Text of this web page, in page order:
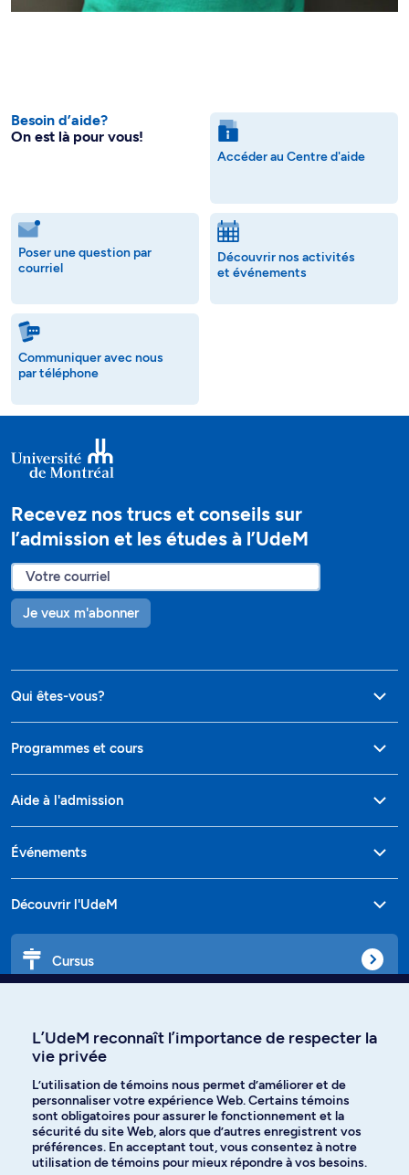
Besoin d’aide?
On est là pour vous!
Accéder au Centre d'aide
Poser une question par
courriel
Découvrir nos activités
et événements
Communiquer avec nous
par téléphone
Recevez nos trucs et conseils sur
l’admission et les études à l’UdeM
Je veux m'abonner
Qui êtes-vous?
Programmes et cours
Aide à l'admission
Événements
Découvrir l'UdeM
Cursus
Langues
Facebook Instagram
L’UdeM reconnaît l’importance de respecter la
vie privée
L’utilisation de témoins nous permet d’améliorer et de
personnaliser votre expérience Web. Certains témoins
sont obligatoires pour assurer le fonctionnement et la
sécurité du site Web, alors que d’autres enregistrent vos
préférences. En acceptant tout, vous consentez à notre
utilisation de témoins pour mieux répondre à vos besoins.